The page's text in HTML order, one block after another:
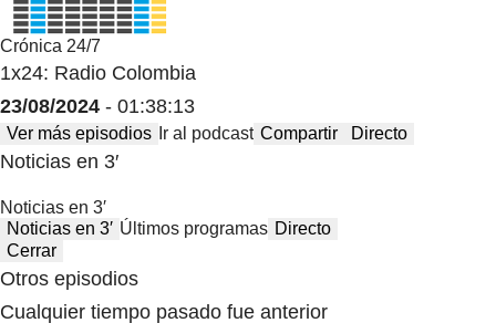
Crónica 24/7
1x24: Radio Colombia
23/08/2024 - 01:38:13
Ver más episodios Ir al podcast Compartir Directo
Noticias en 3′
Noticias en 3′
Noticias en 3′ Últimos programas Directo
Cerrar
Otros episodios
Cualquier tiempo pasado fue anterior